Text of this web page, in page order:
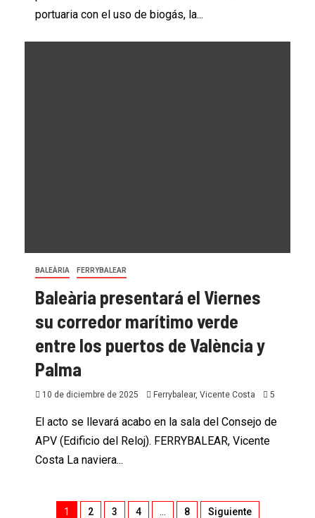
portuaria con el uso de biogás, la...
BALEÀRIA FERRYBALEAR
Baleària presentará el Viernes
su corredor marítimo verde
entre los puertos de València y
Palma
10 de diciembre de 2025 Ferrybalear, Vicente Costa 5
El acto se llevará acabo en la sala del Consejo de
APV (Edificio del Reloj). FERRYBALEAR, Vicente
Costa La naviera...
1 2 3 4 8 Siguiente